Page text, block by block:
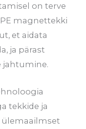
on terve
magnettekki
et aidata
ja pärast
jahtumine.
tekkide ja
ülemaailmset